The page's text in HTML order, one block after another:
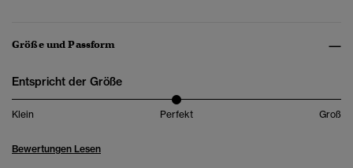
Größe und Passform
Entspricht der Größe
Klein Perfekt Groß
Bewertungen Lesen